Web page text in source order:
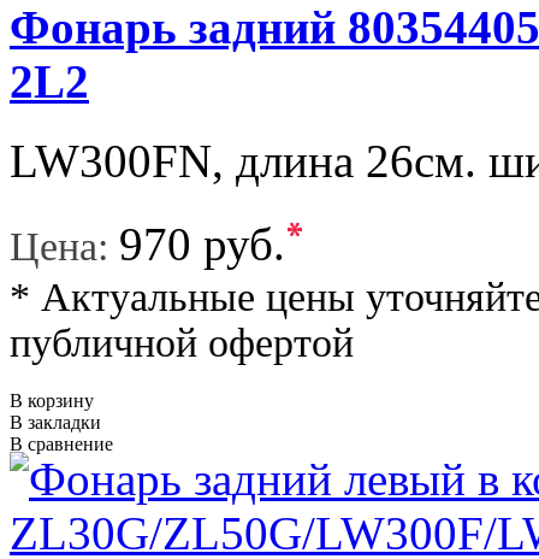
Фонарь задний
2L2
LW300FN, длина 26см.
Цена: 970 руб.*
* Актуальные цены
публичной офертой
В корзину
В закладки
В сравнение